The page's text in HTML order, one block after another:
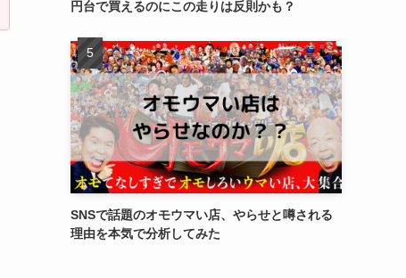
円台で買えるのにこの走りは反則かも？
SNSで話題のオモウマい店、やらせと噂される
理由を本気で分析してみた